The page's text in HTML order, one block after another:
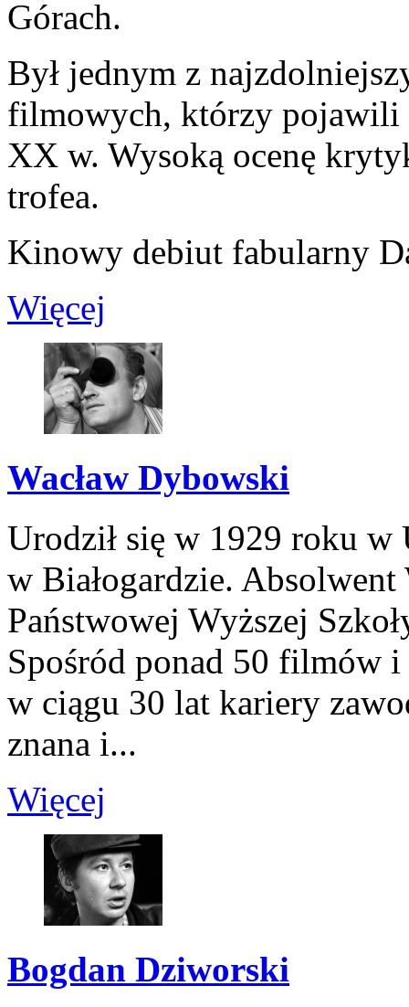
Górach.
Był jednym z
filmowych, którzy pojawili
XX w. Wysoką ocenę
trofea.
Kinowy debiut fabularny
Więcej
Wacław Dybowski
Urodził się w 1929 roku
w Białogardzie.
Państwowej Wyższej
Spośród ponad 50 filmów
w ciągu 30 lat kariery
znana i...
Więcej
Bogdan Dziworski